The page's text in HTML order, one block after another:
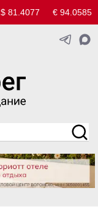
$ 81.4077 € 94.0585